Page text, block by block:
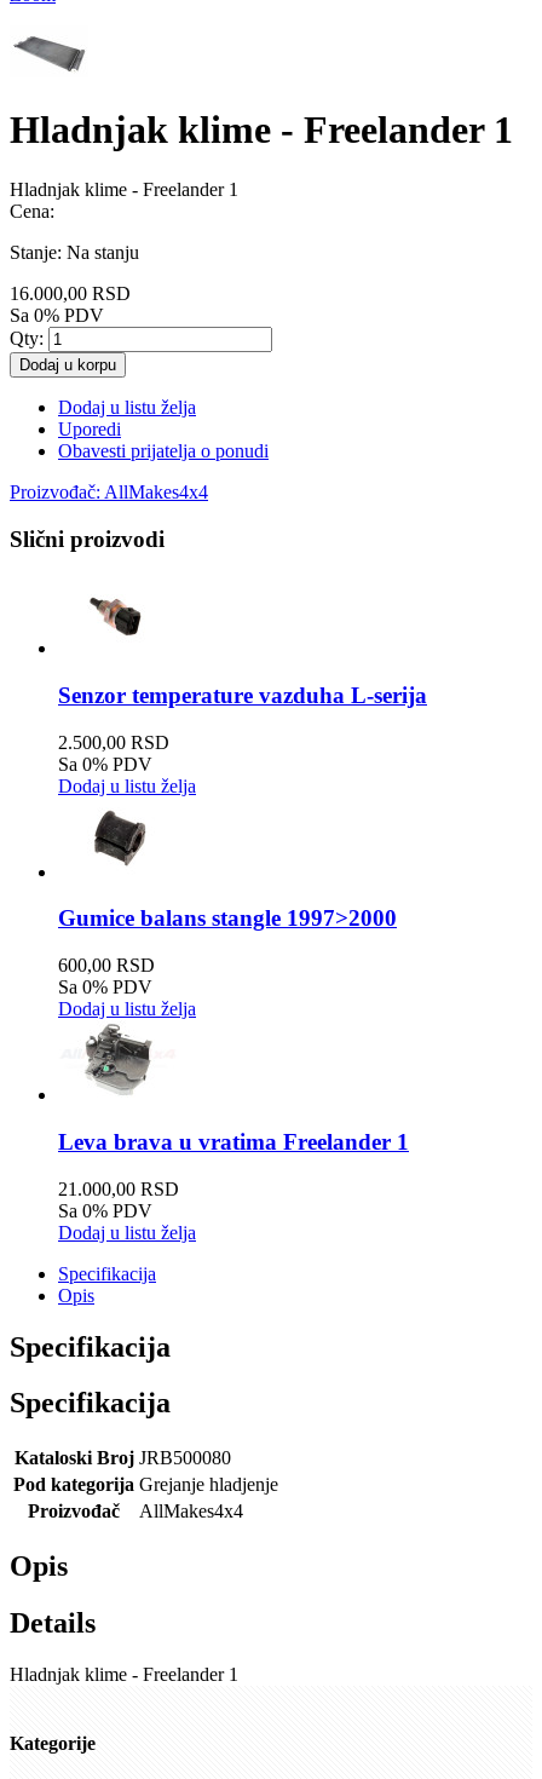
Hladnjak klime - Freelander 1
Hladnjak klime - Freelander 1
Cena:
Stanje: Na stanju
16.000,00 RSD
Sa 0% PDV
Qty:
Dodaj u korpu
Dodaj u listu želja
Uporedi
Obavesti prijatelja o ponudi
Proizvođač: AllMakes4x4
Slični proizvodi
Senzor temperature vazduha L-serija
2.500,00 RSD
Sa 0% PDV
Dodaj u listu želja
Gumice balans stangle 1997>2000
600,00 RSD
Sa 0% PDV
Dodaj u listu želja
Leva brava u vratima Freelander 1
21.000,00 RSD
Sa 0% PDV
Dodaj u listu želja
Specifikacija
Opis
Specifikacija
Specifikacija
Kataloski Broj JRB500080
Pod kategorija Grejanje hladjenje
Proizvođač
AllMakes4x4
Opis
Details
Hladnjak klime - Freelander 1
Kategorije